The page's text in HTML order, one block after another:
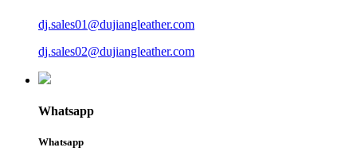
dj.sales01@dujiangleather.com
dj.sales02@dujiangleather.com
Whatsapp
Whatsapp